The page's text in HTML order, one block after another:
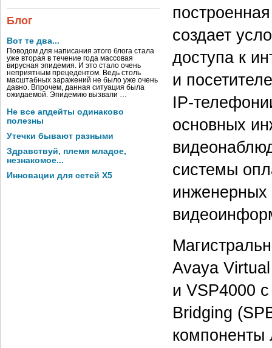
Блог
Вот те два...
Поводом для написания этого блога стала
уже вторая в течение года массовая
вирусная эпидемия. И это стало очень
неприятным прецедентом. Ведь столь
масштабных заражений не было уже очень
давно. Впрочем, данная ситуация была
ожидаемой. Эпидемию вызвали …
Не все апдейты одинаково
полезны
Утечки бывают разными
Здравствуй, племя младое,
незнакомое...
Инновации для сетей X5
создает
доступа к
и
IP-
основных
системы
инженерных
Avaya
и VSP4000
Bridging
компоненты